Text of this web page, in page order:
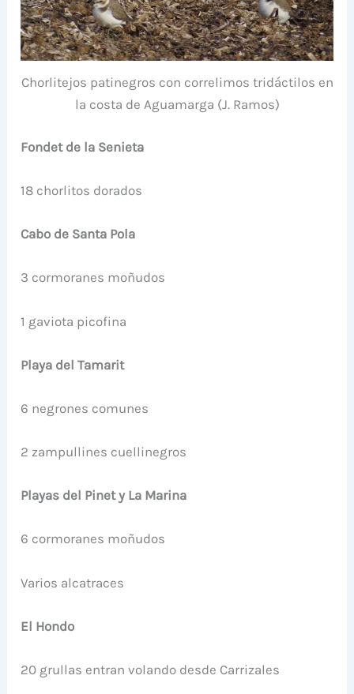
Chorlitejos patinegros con correlimos tridáctilos en
la costa de Aguamarga (J. Ramos)
Fondet de la Senieta
18 chorlitos dorados
Cabo de Santa Pola
3 cormoranes moñudos
1 gaviota picofina
Playa del Tamarit
6 negrones comunes
2 zampullines cuellinegros
Playas del Pinet y La Marina
6 cormoranes moñudos
Varios alcatraces
El Hondo
20 grullas entran volando desde Carrizales